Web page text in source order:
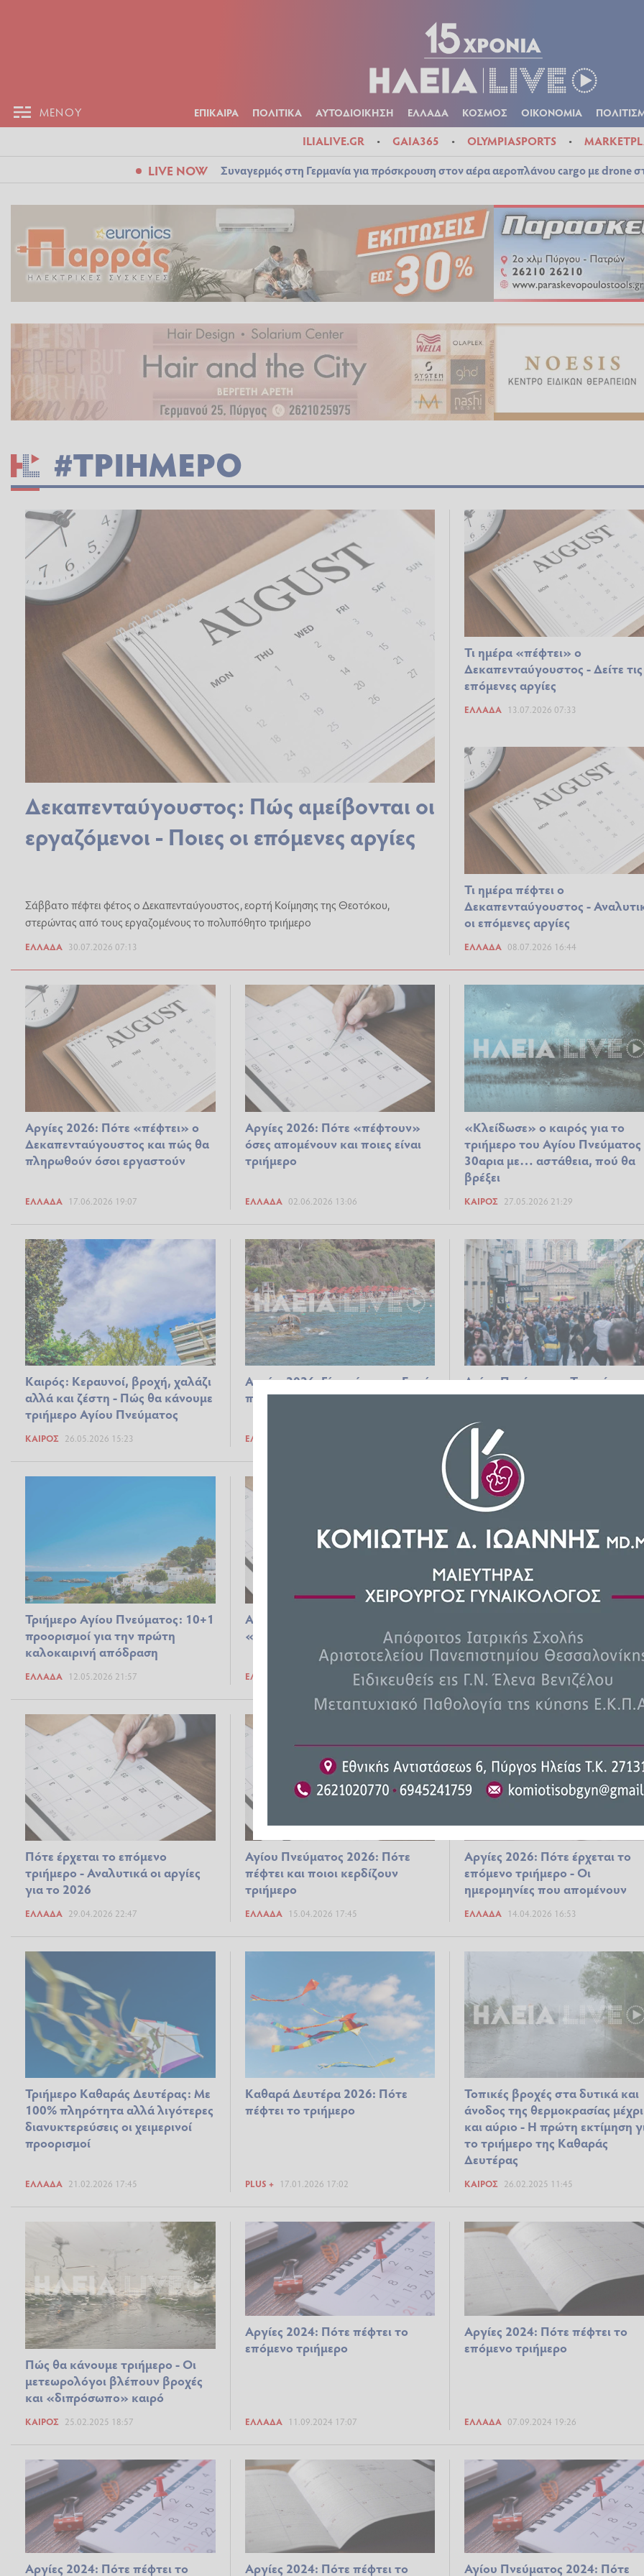
ΜΕΝΟΥ ΕΠΙΚΑΙΡΑ ΠΟΛΙΤΙΚΑ ΑΥΤΟΔΙΟΙΚΗΣΗ ΕΛΛΑΔΑ ΚΟΣΜΟΣ ΟΙΚΟΝΟΜΙΑ
ILIALIVE.GR GAIA365 OLYMPIASPORTS
LIVE NOW Συναγερμός στη Γερμανία για πρόσκρουση στον αέρα αεροπλάνου cargo με drone
#ΤΡΙΗΜΕΡΟ
Δεκαπενταύγουστος: Πώς αμείβονται οι
εργαζόμενοι - Ποιες οι επόμενες αργίες
Σάββατο πέφτει φέτος ο Δεκαπενταύγουστος, εορτή Κοίμησης της Θεοτόκου,
στερώντας από τους εργαζομένους το πολυπόθητο τριήμερο
ΕΛΛΆΔΑ 30.07.2026 07:13
Τι ημέρα «πέφτει» ο
Δεκαπενταύγουστος - Δείτε τις
επόμενες αργίες
ΕΛΛΆΔΑ 13.07.2026 07:33
Τι ημέρα πέφτει ο
Δεκαπενταύγουστος -
οι επόμενες αργίες
ΕΛΛΆΔΑ 08.07.2026 16:44
Αργίες 2026: Πότε «πέφτει» ο
Δεκαπενταύγουστος και πώς θα
πληρωθούν όσοι εργαστούν
ΕΛΛΆΔΑ 17.06.2026 19:07
Αργίες 2026: Πότε «πέφτουν»
όσες απομένουν και ποιες είναι
τριήμερο
ΕΛΛΆΔΑ 02.06.2026 13:06
«Κλείδωσε» ο καιρός για το
τριήμερο του Αγίου Πνεύματος
30αρια με… αστάθεια, πού θα
βρέξει
ΚΑΙΡΌΣ 27.05.2026 21:29
Καιρός: Κεραυνοί, βροχή, χαλάζι
αλλά και ζέστη - Πώς θα κάνουμε
τριήμερο Αγίου Πνεύματος
ΚΑΙΡΌΣ 26.05.2026 15:23
Αργίες 2026: Είστε έτοιμοι; Γιατί
πλησιάζει το επόμενο τριήμερο
ΕΛΛΆΔΑ
Αγίου Πνεύματος: Τι ισχύει με
όσους εργάζονται εκείνη την
ΕΛΛΆΔΑ
Τριήμερο Αγίου Πνεύματος: 10+1
προορισμοί για την πρώτη
καλοκαιρινή απόδραση
ΕΛΛΆΔΑ 12.05.2026 21:57
Αγίου Πνεύματος 2026: Πότε
«πέφτει» - Τι ισχύει με την αργία
ΕΛΛΆΔΑ 11.05.2026 21:06
Ποιοι δικαιούνται vouchers για
οικονομικές αποδράσεις
ΟΙΚΟΝΟΜΊΑ 01.05.2026 12:35
Πότε έρχεται το επόμενο
τριήμερο - Αναλυτικά οι αργίες
για το 2026
ΕΛΛΆΔΑ 29.04.2026 22:47
Αγίου Πνεύματος 2026: Πότε
πέφτει και ποιοι κερδίζουν
τριήμερο
ΕΛΛΆΔΑ 15.04.2026 17:45
Αργίες 2026: Πότε έρχεται το
επόμενο τριήμερο - Οι
ημερομηνίες που απομένουν
ΕΛΛΆΔΑ 14.04.2026 16:53
Τριήμερο Καθαράς Δευτέρας: Με
100% πληρότητα αλλά λιγότερες
διανυκτερεύσεις οι χειμερινοί
προορισμοί
ΕΛΛΆΔΑ 21.02.2026 17:45
Καθαρά Δευτέρα 2026: Πότε
πέφτει το τριήμερο
PLUS + 17.01.2026 17:02
Τοπικές βροχές στα δυτικά και
άνοδος της θερμοκρασίας μέχρι
και αύριο - Η πρώτη εκτίμηση
το τριήμερο της Καθαράς
Δευτέρας
ΚΑΙΡΌΣ 26.02.2025 11:45
Πώς θα κάνουμε τριήμερο - Οι
μετεωρολόγοι βλέπουν βροχές
και «διπρόσωπο» καιρό
ΚΑΙΡΌΣ 25.02.2025 18:57
Αργίες 2024: Πότε πέφτει το
επόμενο τριήμερο
ΕΛΛΆΔΑ 11.09.2024 17:07
Αργίες 2024: Πότε πέφτει το
επόμενο τριήμερο
ΕΛΛΆΔΑ 07.09.2024 19:26
Αργίες 2024: Πότε πέφτει το Αργίες 2024: Πότε πέφτει το Αγίου Πνεύματος 2024: Πότε